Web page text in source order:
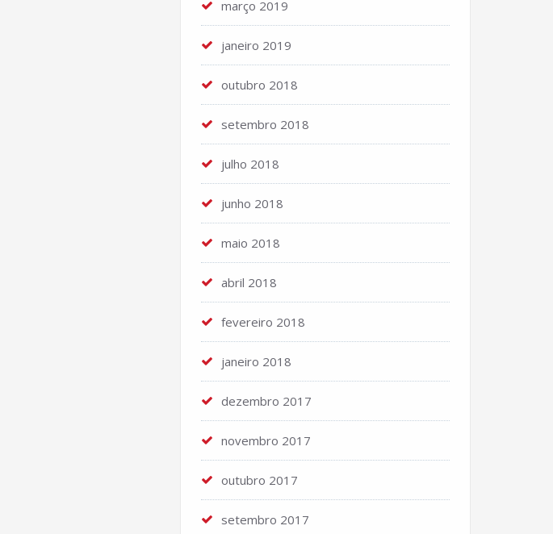
março 2019
janeiro 2019
outubro 2018
setembro 2018
julho 2018
junho 2018
maio 2018
abril 2018
fevereiro 2018
janeiro 2018
dezembro 2017
novembro 2017
outubro 2017
setembro 2017